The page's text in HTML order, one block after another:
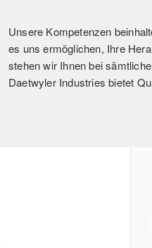
Unsere Kompetenzen
es uns ermöglichen, Ihre
stehen wir Ihnen bei
Daetwyler Industries bietet